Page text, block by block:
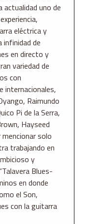
actualidad uno de
eléctrica y
infinidad de
en directo y
variedad de
con
internacionales,
Raimundo
Pi de la Serra,
Hayseed
solo
trabajando en
y
Blues-
en donde
el Son,
con la guitarra